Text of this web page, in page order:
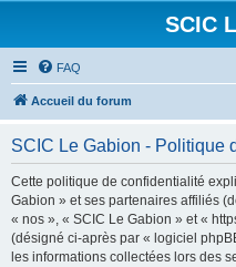
SCIC
FAQ
Accueil du forum
SCIC Le Gabion - Politique
Cette politique de confidentialité
Gabion » et ses partenaires affiliés
« nos », « SCIC Le Gabion » et «
(désigné ci-après par « logiciel
les informations collectées lors des